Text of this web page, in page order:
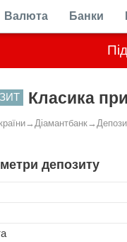
Валюта Банки
Класика
→ Діамантбанк→
депозиту